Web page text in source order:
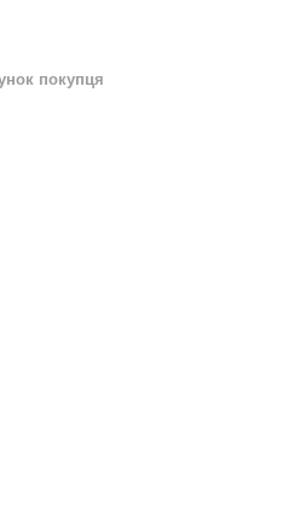
покупця